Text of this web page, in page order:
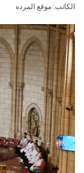
الكاتب: موقع المرده